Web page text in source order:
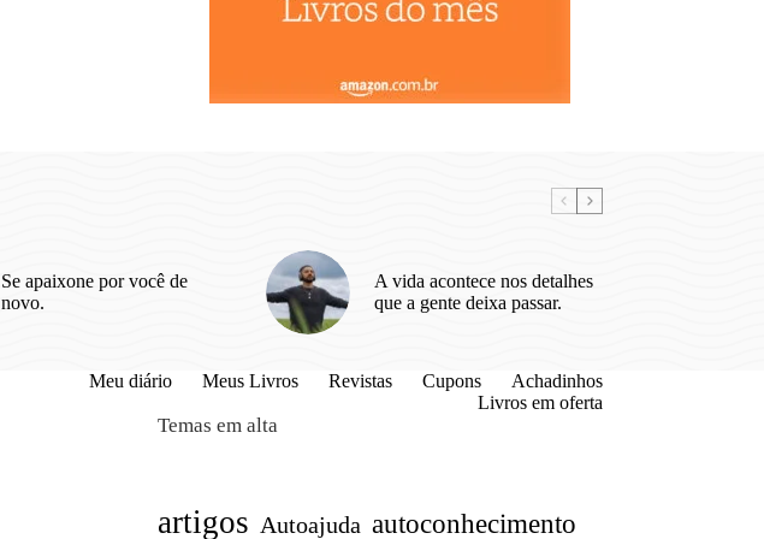
Se apaixone por você de
novo.
A vida acontece nos detalhes
que a gente deixa passar.
Meu diário Meus Livros Revistas Cupons
Achadinhos
Livros em oferta
Temas em alta
artigos Autoajuda autoconhecimento